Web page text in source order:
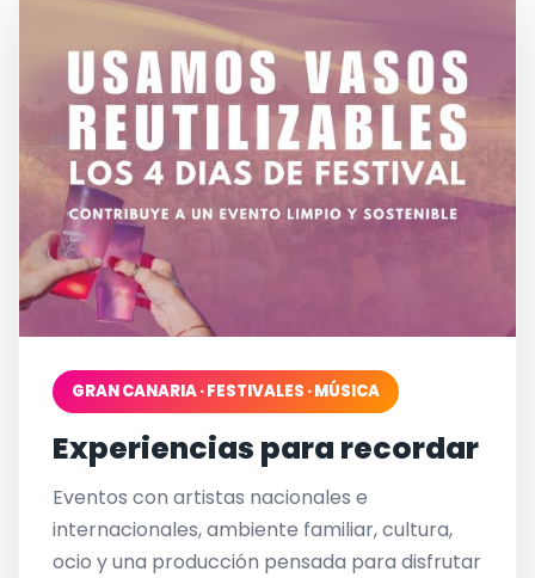
GRAN CANARIA · FESTIVALES · MÚSICA
Experiencias para recordar
Eventos con artistas nacionales e
internacionales, ambiente familiar, cultura,
ocio y una producción pensada para disfrutar